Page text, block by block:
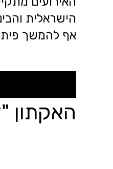
הישראלית
אף להמשך
האקתון